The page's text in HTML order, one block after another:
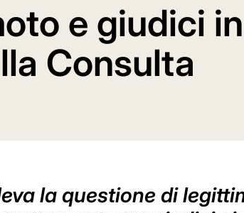
e giudici in
Consulta
la questione di